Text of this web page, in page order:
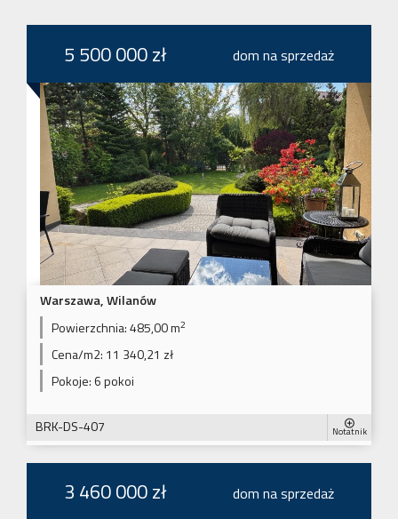
5 500 000 zł dom na sprzedaż
Warszawa, Wilanów
Powierzchnia:485,00 m2
Cena/m2: 11 340,21 zł
Pokoje:6 pokoi
BRK-DS-407 Notatnik
3 460 000 zł dom na sprzedaż